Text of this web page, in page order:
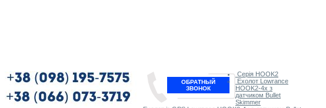
ОБРАТНЫЙ
ЗВОНОК
Серія HOOK2
Ехолот Lowrance
HOOK2-4x з
датчиком Bullet
Skimmer